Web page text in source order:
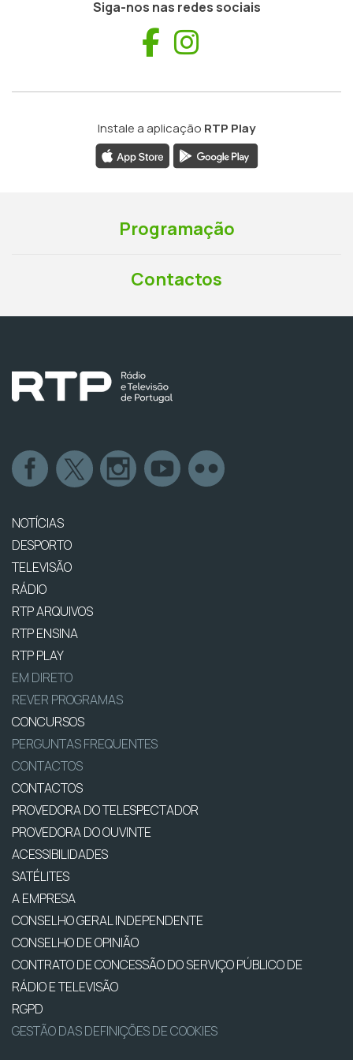
Siga-nos nas redes sociais
Facebook
Instale a aplicação RTP Play
Programação
Contactos
NOTÍCIAS
DESPORTO
TELEVISÃO
RÁDIO
RTP ARQUIVOS
RTP ENSINA
RTP PLAY
EM DIRETO
REVER PROGRAMAS
CONCURSOS
PERGUNTAS FREQUENTES
CONTACTOS
CONTACTOS
PROVEDORA DO TELESPECTADOR
PROVEDORA DO OUVINTE
ACESSIBILIDADES
SATÉLITES
A EMPRESA
CONSELHO GERAL INDEPENDENTE
CONSELHO DE OPINIÃO
CONTRATO DE CONCESSÃO DO SERVIÇO PÚBLICO DE
RÁDIO E TELEVISÃO
RGPD
GESTÃO DAS DEFINIÇÕES DE COOKIES